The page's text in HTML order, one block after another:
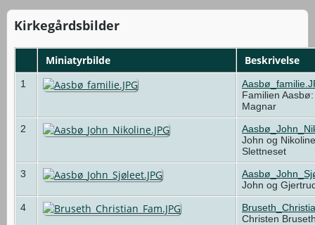
Kirkegårdsbilder
Miniatyrbilde Beskrivelse
1
Familien
Magnar
2
John og
Slettneset
3
John og
4
Christen